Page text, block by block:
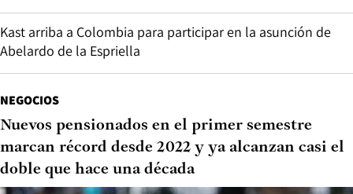
Kast arriba a Colombia para participar en la asunción de
Abelardo de la Espriella
NEGOCIOS
Nuevos pensionados en el primer semestre
marcan récord desde 2022 y ya alcanzan casi el
doble que hace una década